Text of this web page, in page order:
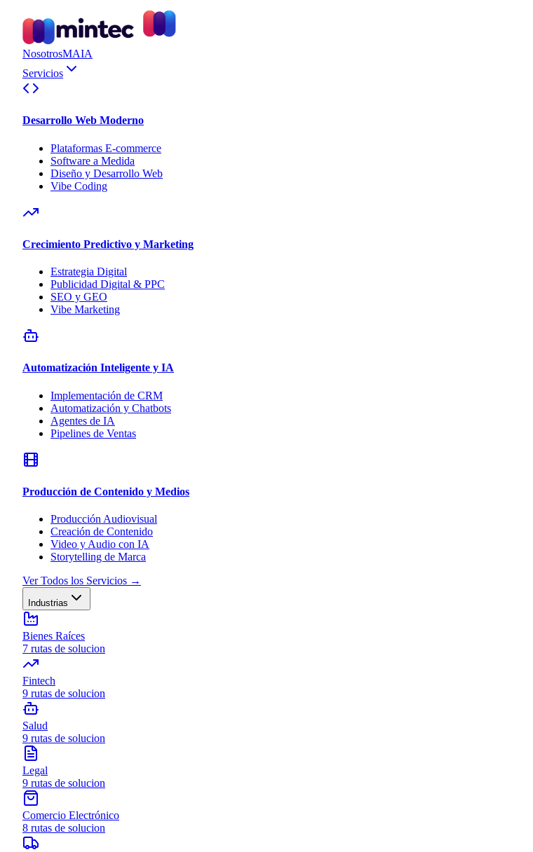
NosotrosMAIA
Servicios
Desarrollo Web Moderno
Plataformas E-commerce
Software a Medida
Diseño y Desarrollo Web
Vibe Coding
Crecimiento Predictivo y Marketing
Estrategia Digital
Publicidad Digital & PPC
SEO y GEO
Vibe Marketing
Automatización Inteligente y IA
Implementación de CRM
Automatización y Chatbots
Agentes de IA
Pipelines de Ventas
Producción de Contenido y Medios
Producción Audiovisual
Creación de Contenido
Video y Audio con IA
Storytelling de Marca
Ver Todos los Servicios →
Industrias
Bienes Raíces
7 rutas de solucion
Fintech
9 rutas de solucion
Salud
9 rutas de solucion
Legal
9 rutas de solucion
Comercio Electrónico
8 rutas de solucion